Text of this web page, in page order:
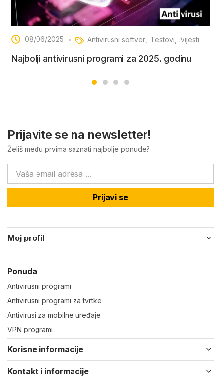
08/06/2025 Antivirusni softver Testovi Vijesti
Najbolji antivirusni programi za 2025. godinu
Prijavite se na newsletter!
Želiš među prvima saznati najbolje ponude?
Prijavi se
Moj profil
Ponuda
Antivirusni programi
Antivirusni programi za tvrtke
Antivirusi za mobilne uređaje
VPN programi
Korisne informacije
Kontakt i informacije